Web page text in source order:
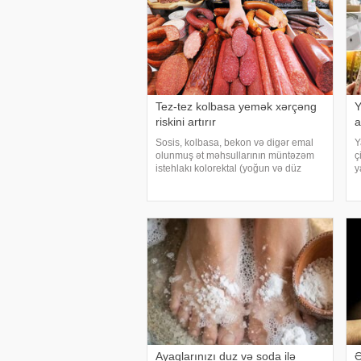
Tez-tez kolbasa yemək xərçəng
riskini artırır
Sosis, kolbasa, bekon və digər emal
olunmuş ət məhsullarının müntəzəm
istehlakı kolorektal (yoğun və düz
Endokrinologiy
Ayaqlarınızı duz və soda ilə